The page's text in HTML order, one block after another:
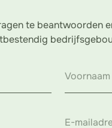
te beantwoorden